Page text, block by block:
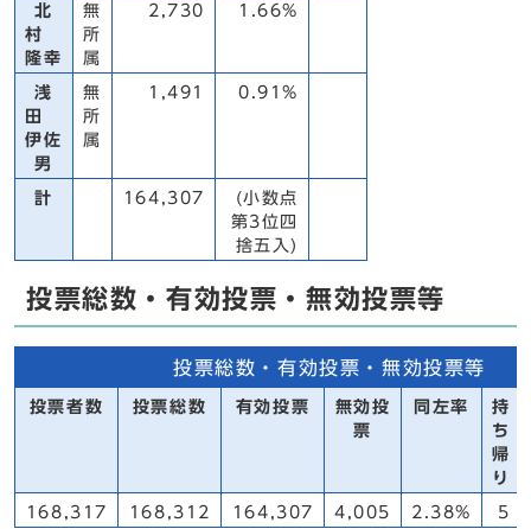
北
村
隆幸
無
所
属
2,730 1.66%
浅
田
伊佐
男
無
所
属
1,491 0.91%
計 164,307
(小数点
第3位四
捨五入)
投票総数・有効投票・無効投票等
投票総数・有効投票・無効投票等
投票者数 投票総数 有効投票
無効投
票
同左率
持
ち
帰
り
168,317 168,312 164,307 4,005 2.38% 5